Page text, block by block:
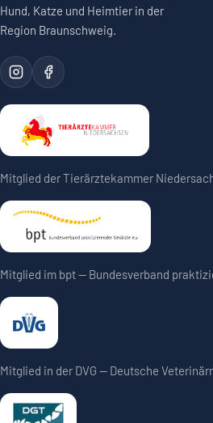
Hund, Katze und Heimtier in der
Region Braunschweig.
Mitglied der Tierärztekammer
Mitglied im bpt — Bundesverband
Mitglied in der DVG — Deutsche